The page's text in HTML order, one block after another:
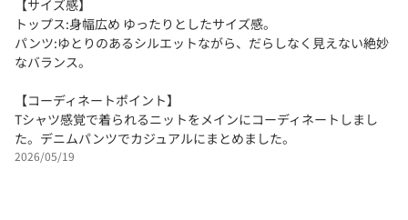
【サイズ感】
トップス:身幅広め ゆったりとしたサイズ感。
パンツ:ゆとりのあるシルエットながら、だらしなく見えない絶妙
なバランス。
【コーディネートポイント】
Tシャツ感覚で着られるニットをメインにコーディネートしまし
た。デニムパンツでカジュアルにまとめました。
2026/05/19